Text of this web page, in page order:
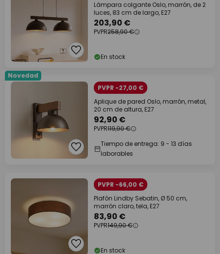
Lámpara colgante Oslo, marrón, de 2
luces, 83 cm de largo, E27
203,90 €
PVPR258,90 €
En stock
Novedad
PVPR -27,00 €
Aplique de pared Oslo, marrón, metal,
20 cm de altura, E27
92,90 €
PVPR119,90 €
Tiempo de entrega: 9 - 13 días
laborables
PVPR -66,00 €
Plafón Lindby Sebatin, Ø 50 cm,
marrón claro, tela, E27
83,90 €
PVPR149,90 €
En stock